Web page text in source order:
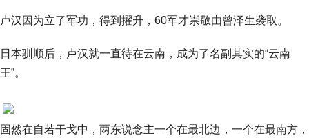
卢汉因为立了军功，得到擢升，60军才崇敬由曾泽生袭取。
日本驯顺后，卢汉就一直待在云南，成为了名副其实的“云南
王”。
固然在自若干戈中，两东说念主一个在最北边，一个在最南方，